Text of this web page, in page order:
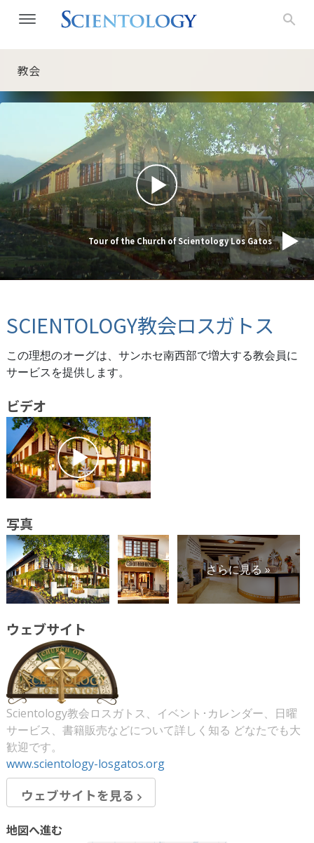
教会
Tour of the Church of Scientology Los Gatos
SCIENTOLOGY教会ロスガトス
この理想のオーグは、サンホセ南西部で増大する教会員に
サービスを提供します。
ビデオ
写真
さらに見る »
ウェブサイト
Scientology教会ロスガトス、イベント･カレンダー、日曜
サービス、書籍販売などについて詳しく知る どなたでも大
歓迎です。
www.scientology-losgatos.org
ウェブサイトを見る
地図へ進む